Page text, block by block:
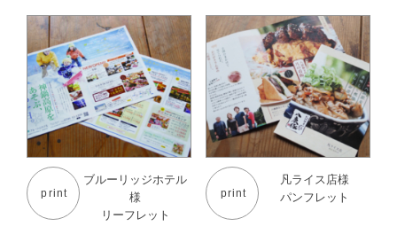
print
ブルーリッジホテル
様
リーフレット
print
凡ライス店様
パンフレット